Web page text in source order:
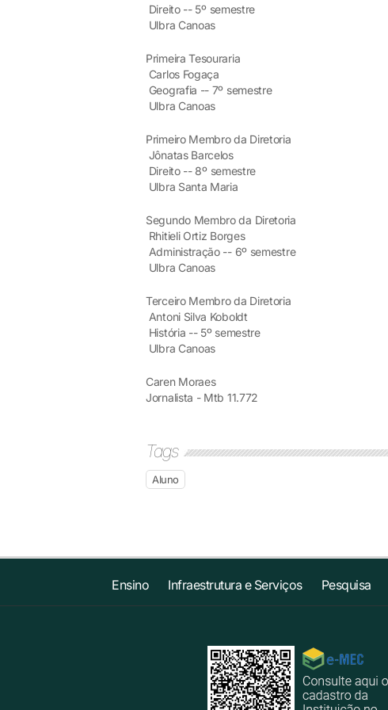
Direito -- 5º semestre
Ulbra Canoas
Primeira Tesouraria
Carlos Fogaça
Geografia -- 7º semestre
Ulbra Canoas
Primeiro Membro da Diretoria
Jônatas Barcelos
Direito -- 8º semestre
Ulbra Santa Maria
Segundo Membro da Diretoria
Rhitieli Ortiz Borges
Administração -- 6º semestre
Ulbra Canoas
Terceiro Membro da Diretoria
Antoni Silva Koboldt
História -- 5º semestre
Ulbra Canoas
Caren Moraes
Jornalista - Mtb 11.772
Tags
Aluno
Ensino Infraestrutura e Serviços Pesquisa